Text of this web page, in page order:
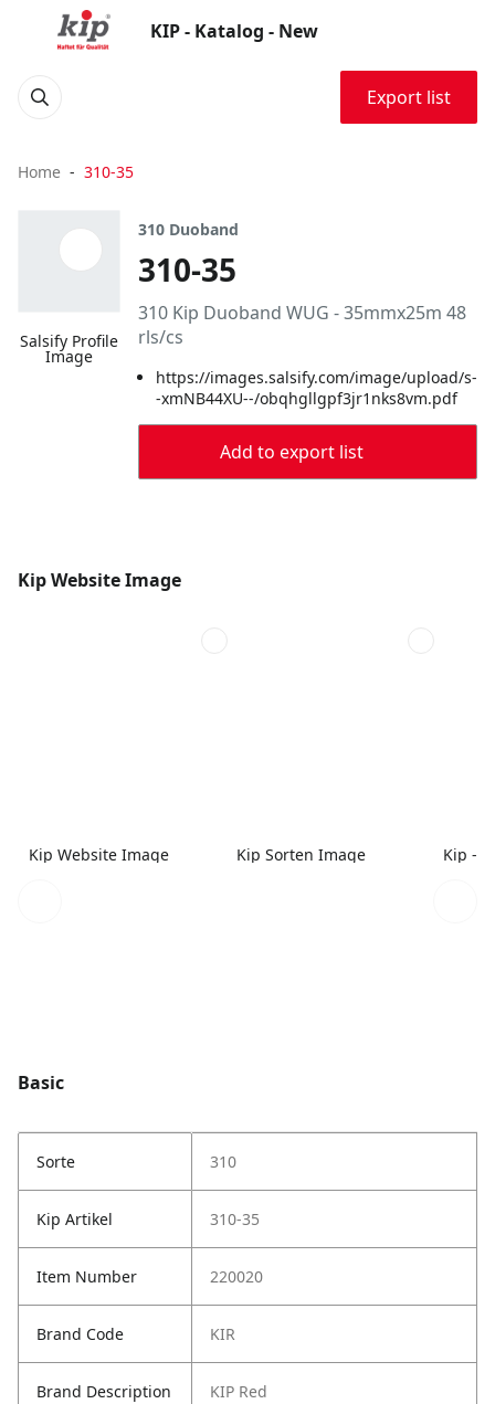
KIP - Katalog - New
Export list
Home 310-35
Salsify Profile
Image
310 Duoband
310-35
310 Kip Duoband WUG - 35mmx25m 48
rls/cs
https://images.salsify.com/image/upload/s-
-xmNB44XU--/obqhgllgpf3jr1nks8vm.pdf
Add to export list
Kip Website Image
Kip Website Image Kip Sorten Image
Basic
Sorte 310
Kip Artikel 310-35
Item Number 220020
Brand Code KIR
Brand Description KIP Red